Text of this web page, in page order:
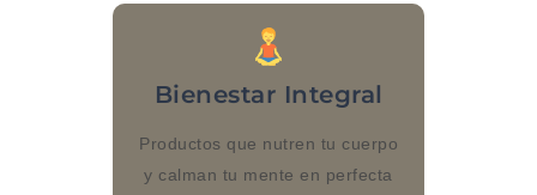
Bienestar Integral
Productos que nutren tu cuerpo
y calman tu mente en perfecta